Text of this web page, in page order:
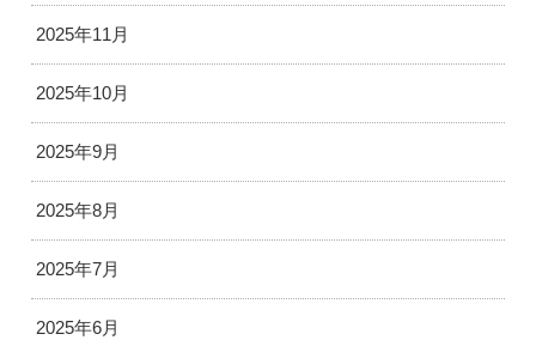
2025年11月
2025年10月
2025年9月
2025年8月
2025年7月
2025年6月